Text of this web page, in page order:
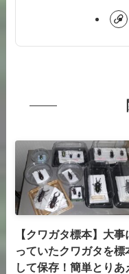
【クワガタ標本】大事
っていたクワガタを標
して保存！簡単とりあ